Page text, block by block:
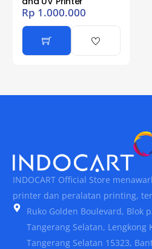
Rp 1.000.000
INDOCART Official Store
printer dan peralatan printing,
Ruko Golden Boulevard, Blok
Tangerang Selatan, Lengkong
Tangerang Selatan 15323,